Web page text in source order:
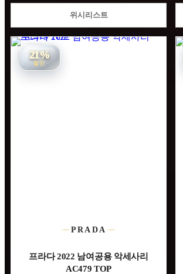
위시리스트
21%
할인
PRADA
프라다 2022 남여공용 악세사리
AC479 TOP